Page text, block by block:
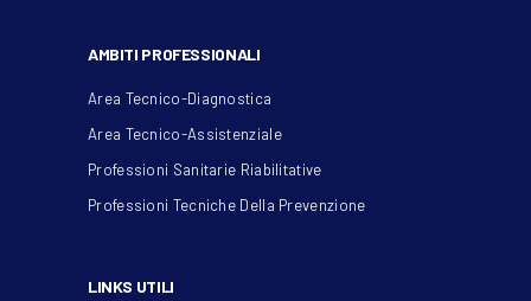
AMBITI PROFESSIONALI
Area Tecnico-Diagnostica
Area Tecnico-Assistenziale
Professioni Sanitarie Riabilitative
Professioni Tecniche Della Prevenzione
LINKS UTILI